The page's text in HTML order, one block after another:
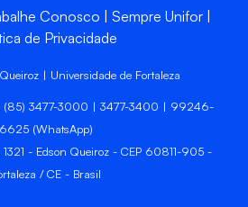
Conosco
Sempre Unifor
de Privacidade
| Universidade de Fortaleza
(85) 3477-3000 | 3477-3400 | 99246-
6625 (WhatsApp)
- Edson Queiroz - CEP 60811-905 -
/ CE - Brasil